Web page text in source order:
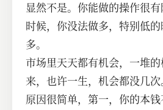
显然不是。你能做的操作很
时候，你没法做多，特别低
多。
市场里天天都有机会，一堆
来，也许一生，机会都没几次
原因很简单，第一，你的本